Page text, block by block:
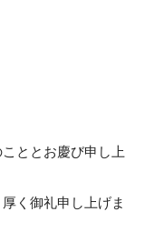
ととお慶び申し上
く御礼申し上げま